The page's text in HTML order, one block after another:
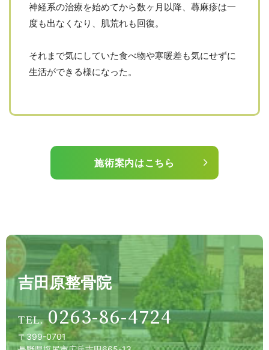
神経系の治療を始めてから数ヶ月以降、蕁麻疹は一
度も出なくなり、肌荒れも回復。
それまで気にしていた食べ物や寒暖差も気にせずに
生活ができる様になった。
施術案内はこちら
吉田原整骨院
0263-86-4724
〒399-0701